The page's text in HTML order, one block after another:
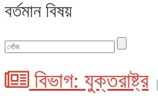
বর্তমান বিষয়
বিভাগ: যুক্তরাষ্ট্র